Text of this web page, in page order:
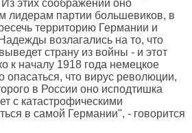
этих соображений оно
лидерам партии большевиков, в
территорию Германии и
возлагались на то, что
страну из войны - и этот
к началу 1918 года немецкое
опасаться, что вирус революции,
в России оно исподтишка
с катастрофическими
в самой Германии", - говорится